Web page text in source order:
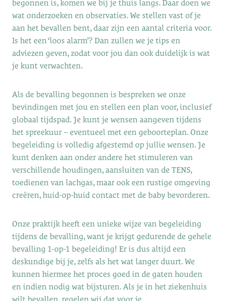
begonnen is, komen we bij je thuis langs. Daar doen we
wat onderzoeken en observaties. We stellen vast of je
aan het bevallen bent, daar zijn een aantal criteria voor.
Is het een ‘loos alarm’? Dan zullen we je tips en
adviezen geven, zodat voor jou dan ook duidelijk is wat
je kunt verwachten.
Als de bevalling begonnen is bespreken we onze
bevindingen met jou en stellen een plan voor, inclusief
globaal tijdspad. Je kunt je wensen aangeven tijdens
het spreekuur – eventueel met een geboorteplan. Onze
begeleiding is volledig afgestemd op jullie wensen. Je
kunt denken aan onder andere het stimuleren van
verschillende houdingen, aansluiten van de TENS,
toedienen van lachgas, maar ook een rustige omgeving
creëren, huid-op-huid contact met de baby bevorderen.
Onze praktijk heeft een unieke wijze van begeleiding
tijdens de bevalling, want je krijgt gedurende de gehele
bevalling 1-op-1 begeleiding! Er is dus altijd een
deskundige bij je, zelfs als het wat langer duurt. We
kunnen hiermee het proces goed in de gaten houden
en indien nodig wat bijsturen. Als je in het ziekenhuis
wilt bevallen, regelen wij dat voor je.